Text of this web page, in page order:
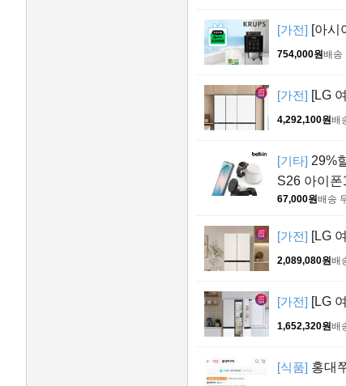
[가전] [아시
754,000원배송
[가전] [LG
4,292,100원배
[기타] 29%
S26 아이폰
67,000원배송
[가전] [LG
2,089,080원배
[가전] [LG
1,652,320원배
[식품] 홍대